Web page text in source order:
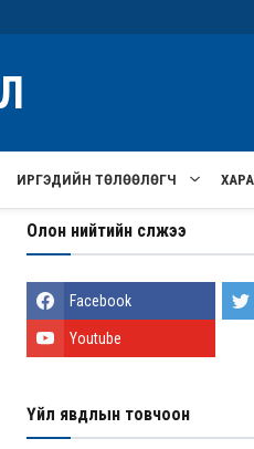
ИРГЭДИЙН ТӨЛӨӨЛӨГЧ
Олон нийтийн сүлжээ
Facebook
Youtube
Үйл явдлын товчоон